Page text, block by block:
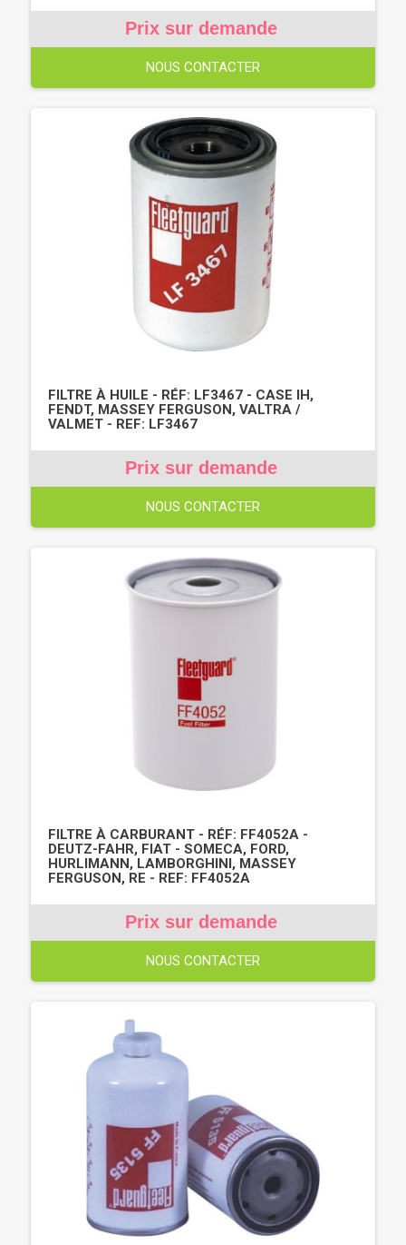
Prix sur demande
NOUS CONTACTER
FILTRE À HUILE - RÉF: LF3467 - CASE IH,
FENDT, MASSEY FERGUSON, VALTRA /
VALMET - REF: LF3467
Prix sur demande
NOUS CONTACTER
FILTRE À CARBURANT - RÉF: FF4052A -
DEUTZ-FAHR, FIAT - SOMECA, FORD,
HURLIMANN, LAMBORGHINI, MASSEY
FERGUSON, RE - REF: FF4052A
Prix sur demande
NOUS CONTACTER